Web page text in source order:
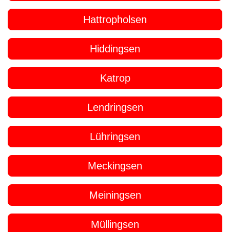
Hattropholsen
Hiddingsen
Katrop
Lendringsen
Lühringsen
Meckingsen
Meiningsen
Müllingsen